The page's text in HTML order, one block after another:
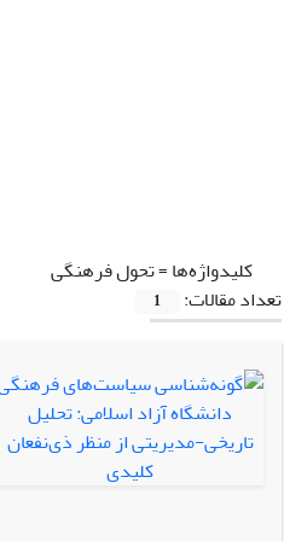
کلیدواژه‌ها =تحول فرهنگی
تعداد مقالات:
1